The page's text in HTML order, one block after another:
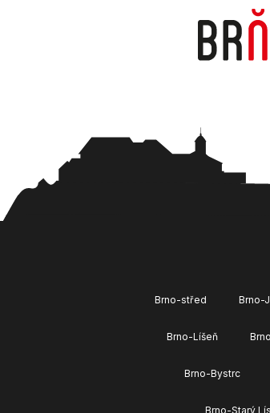
Brno-střed Brno-
Brno-Líšeň
Brno-Bystrc
Brno-Starý